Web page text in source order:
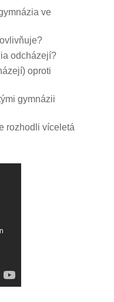
ve
odcházejí?
oproti
gymnázii
rozhodli víceletá